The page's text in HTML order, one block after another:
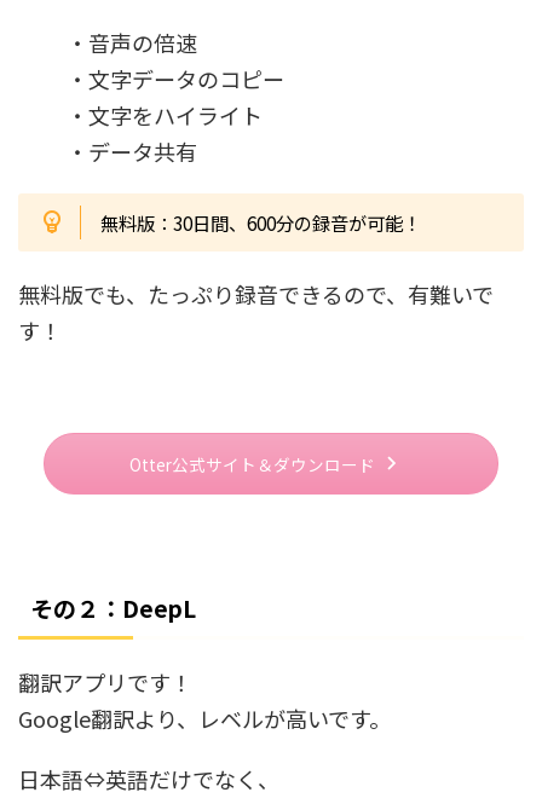
・音声の倍速
・文字データのコピー
・文字をハイライト
・データ共有
無料版：30日間、600分の録音が可能！
無料版でも、たっぷり録音できるので、有難いで
す！
Otter公式サイト＆ダウンロード
その２：DeepL
翻訳アプリです！
Google翻訳より、レベルが高いです。
日本語⇔英語だけでなく、